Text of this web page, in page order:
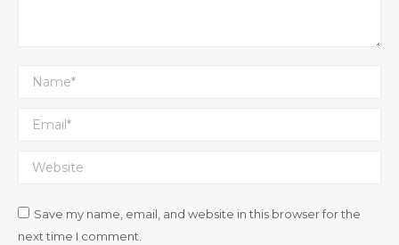
Name *
Email *
Website
Save my name, email, and website in this browser for the
next time I comment.